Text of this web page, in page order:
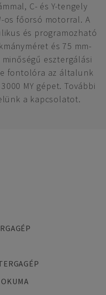
C- és Y-tengely
os főorsó motorral. A
és programozható
és 75 mm-
esztergálási
fontolóra az általunk
MY gépet. További
a kapcsolatot.
OKUMA